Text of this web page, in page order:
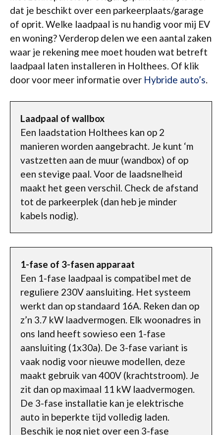
dat je beschikt over een parkeerplaats/garage
of oprit. Welke laadpaal is nu handig voor mij EV
en woning? Verderop delen we een aantal zaken
waar je rekening mee moet houden wat betreft
laadpaal laten installeren in Holthees. Of klik
door voor meer informatie over Hybride auto’s.
Laadpaal of wallbox
Een laadstation Holthees kan op 2
manieren worden aangebracht. Je kunt ‘m
vastzetten aan de muur (wandbox) of op
een stevige paal. Voor de laadsnelheid
maakt het geen verschil. Check de afstand
tot de parkeerplek (dan heb je minder
kabels nodig).
1-fase of 3-fasen apparaat
Een 1-fase laadpaal is compatibel met de
reguliere 230V aansluiting. Het systeem
werkt dan op standaard 16A. Reken dan op
z’n 3.7 kW laadvermogen. Elk woonadres in
ons land heeft sowieso een 1-fase
aansluiting (1x30a). De 3-fase variant is
vaak nodig voor nieuwe modellen, deze
maakt gebruik van 400V (krachtstroom). Je
zit dan op maximaal 11 kW laadvermogen.
De 3-fase installatie kan je elektrische
auto in beperkte tijd volledig laden.
Beschik je nog niet over een 3-fase